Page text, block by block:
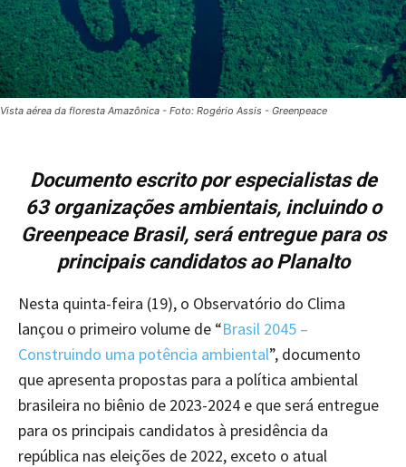
Vista aérea da floresta Amazônica - Foto: Rogério Assis - Greenpeace
Documento escrito por especialistas de
63 organizações ambientais, incluindo o
Greenpeace Brasil, será entregue para os
principais candidatos ao Planalto
Nesta quinta-feira (19), o Observatório do Clima
lançou o primeiro volume de “Brasil 2045 –
Construindo uma potência ambiental”, documento
que apresenta propostas para a política ambiental
brasileira no biênio de 2023-2024 e que será entregue
para os principais candidatos à presidência da
república nas eleições de 2022, exceto o atual